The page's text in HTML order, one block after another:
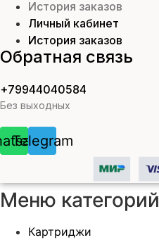
История заказов
Личный кабинет
История заказов
Обратная связь
+79944040584
Без выходных
Telegram
Меню категорий
Картриджи